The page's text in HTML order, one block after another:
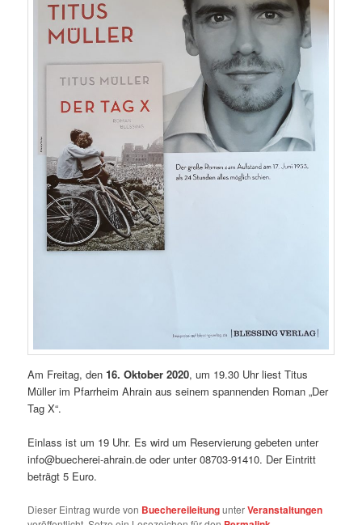
Am Freitag, den16. Oktober 2020, um 19.30 Uhr liest Titus
Müller im Pfarrheim Ahrain aus seinem spannenden Roman „Der
Tag X“.
Einlass ist um 19 Uhr. Es wird um Reservierung gebeten unter
info@buecherei-ahrain.de oder unter 08703-91410. Der Eintritt
beträgt 5 Euro.
Dieser Eintrag wurde von BuechereileitungunterVeranstaltungen